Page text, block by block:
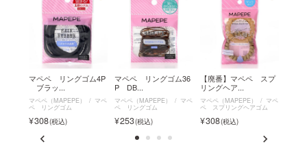
マペペ リングゴム4P
ブラッ...
マペペ（MAPEPE） マペ
ペ リングゴム
308
マペペ リングゴム36
P DB...
マペペ（MAPEPE） マペ
ペ リングゴム
253
【廃番】マペペ スプ
リングヘア...
マペペ（MAPEPE） マペ
ペ スプリングヘアゴム
308